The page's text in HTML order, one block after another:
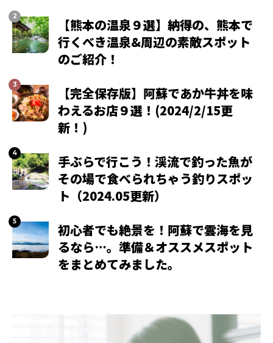
【熊本の温泉９選】納得の、熊本で
行くべき温泉&周辺の素敵スポット
のご紹介！
【完全保存版】阿蘇であか牛丼を味
わえるお店９選！(2024/2/15更
新！)
手ぶらで行こう！渓流で釣った魚が
その場で食べられちゃう釣りスポッ
ト（2024.05更新）
初心者でも絶景を！阿蘇で雲海を見
るなら…。準備＆オススメスポット
をまとめてみました。